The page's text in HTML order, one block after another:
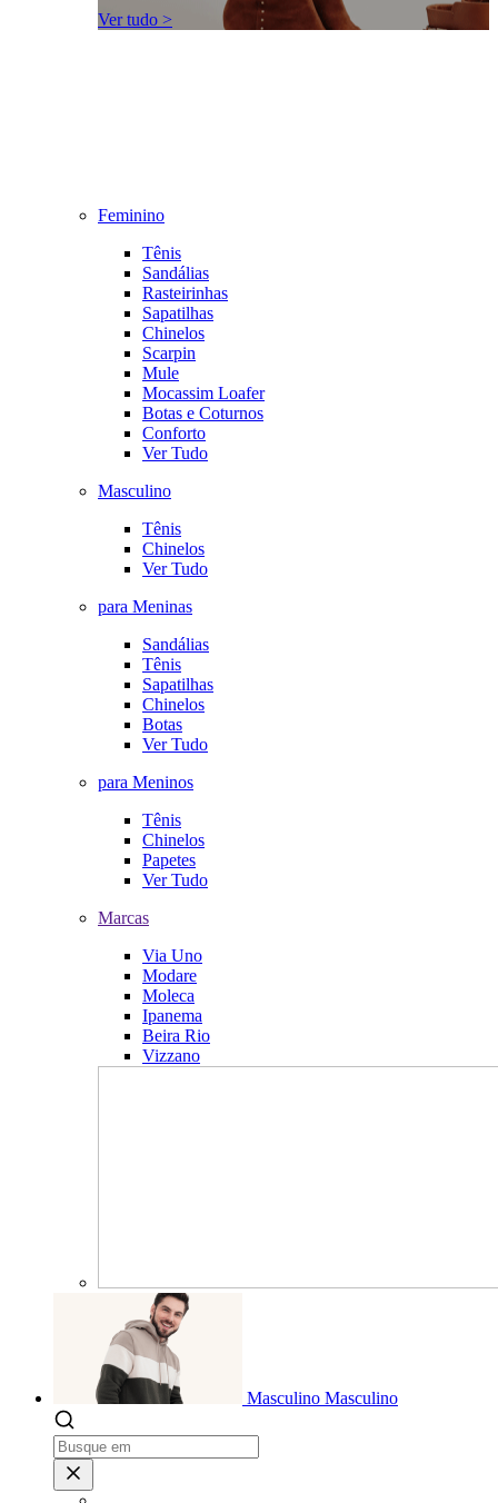
Ver tudo >
Feminino
Tênis
Sandálias
Rasteirinhas
Sapatilhas
Chinelos
Scarpin
Mule
Mocassim Loafer
Botas e Coturnos
Conforto
Ver Tudo
Masculino
Tênis
Chinelos
Ver Tudo
para Meninas
Sandálias
Tênis
Sapatilhas
Chinelos
Botas
Ver Tudo
para Meninos
Tênis
Chinelos
Papetes
Ver Tudo
Marcas
Via Uno
Modare
Moleca
Ipanema
Beira Rio
Vizzano
Masculino Masculino